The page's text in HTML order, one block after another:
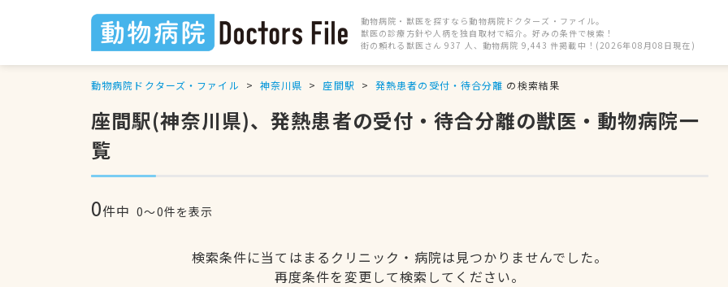
動物病院・獣医を探すなら動物病院ドクターズ・ファイル。
獣医の診療方針や人柄を独自取材で紹介。好みの条件で検索！
街の頼れる獣医さん 937 人、動物病院 9,443 件掲載中！(2026年08月08日現在)
動物病院ドクターズ・ファイル 神奈川県 座間駅 発熱患者の受付・待合分離 の検索結果
座間駅(神奈川県)、発熱患者の受付・待合分離の獣医・動物病院一
覧
0件中 0〜0件を表示
検索条件に当てはまるクリニック・病院は見つかりませんでした。
再度条件を変更して検索してください。